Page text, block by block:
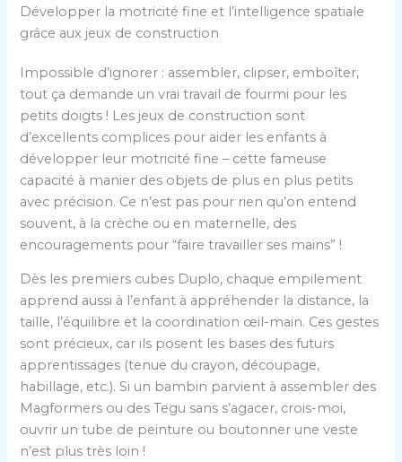
Développer la motricité fine et l’intelligence spatiale
grâce aux jeux de construction
Impossible d’ignorer : assembler, clipser, emboîter,
tout ça demande un vrai travail de fourmi pour les
petits doigts ! Les jeux de construction sont
d’excellents complices pour aider les enfants à
développer leur motricité fine – cette fameuse
capacité à manier des objets de plus en plus petits
avec précision. Ce n’est pas pour rien qu’on entend
souvent, à la crèche ou en maternelle, des
encouragements pour “faire travailler ses mains” !
Dès les premiers cubes Duplo, chaque empilement
apprend aussi à l’enfant à appréhender la distance, la
taille, l’équilibre et la coordination œil-main. Ces gestes
sont précieux, car ils posent les bases des futurs
apprentissages (tenue du crayon, découpage,
habillage, etc.). Si un bambin parvient à assembler des
Magformers ou des Tegu sans s’agacer, crois-moi,
ouvrir un tube de peinture ou boutonner une veste
n’est plus très loin !